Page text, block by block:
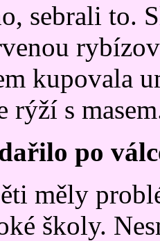
sebrali to.
kupovala
rýží s
po
měly
školy.